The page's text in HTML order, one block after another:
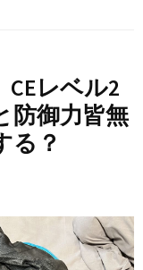
レベル2
防御力皆無
る？